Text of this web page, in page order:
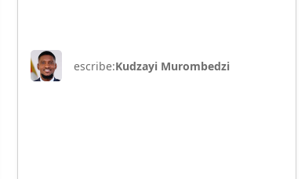
escribe:Kudzayi Murombedzi